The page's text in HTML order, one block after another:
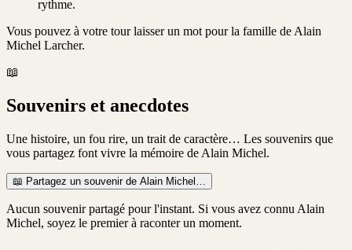
rythme.
Vous pouvez à votre tour laisser un mot pour la famille deAlain
Michel Larcher.
📖
Souvenirs et anecdotes
Une histoire, un fou rire, un trait de caractère… Les souvenirs que
vous partagez font vivre la mémoire de Alain Michel.
📖 Partagez un souvenir de Alain Michel …
Aucun souvenir partagé pour l'instant. Si vous avez connu Alain
Michel, soyez le premier à raconter un moment.